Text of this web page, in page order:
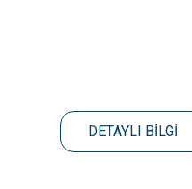
DETAYLI BİLGİ